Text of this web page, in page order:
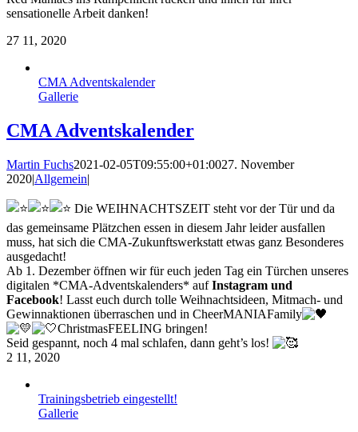
sensationelle Arbeit danken!
27 11, 2020
CMA Adventskalender
Gallerie
CMA Adventskalender
Martin Fuchs2021-02-05T09:55:00+01:0027. November
2020|Allgemein|
Die WEIHNACHTSZEIT steht vor der Tür und da
das gemeinsame Plätzchen essen in diesem Jahr leider ausfallen
muss, hat sich die CMA-Zukunftswerkstatt etwas ganz Besonderes
ausgedacht!
Ab 1. Dezember öffnen wir für euch jeden Tag ein Türchen unseres
digitalen *CMA-Adventskalenders* aufInstagram und
Facebook! Lasst euch durch tolle Weihnachtsideen, Mitmach- und
Gewinnaktionen überraschen und in CheerMANIAFamily
ChristmasFEELING bringen!
Seid gespannt, noch 4 mal schlafen, dann geht’s los!
2 11, 2020
Trainingsbetrieb eingestellt!
Gallerie